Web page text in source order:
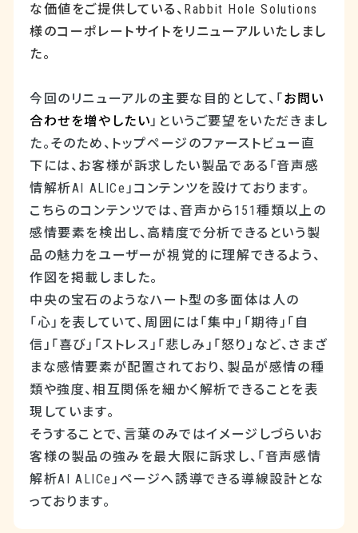
な価値をご提供している、 Rabbit Hole Solutions
様のコーポレートサイトをリニューアルいたしまし
た。
今回のリニューアルの主要な目的として、「お問い
合わせを増やしたい 」というご要望をいただきまし
た。そのため、トップページのファーストビュー直
下には、お客様が訴求したい製品である「音声感
情解析AI ALICe 」コンテンツを設けております。
こちらのコンテンツでは、音声から 151種類以上の
感情要素を検出し、高精度で分析できるという製
品の魅力をユーザーが視覚的に理解できるよう、
作図を掲載しました。
中央の宝石のようなハート型の多面体は人の
「心」を表していて、周囲には「集中」「期待」「自
信」「喜び」「ストレス」「悲しみ」「怒り」など、さまざ
まな感情要素が配置されており、製品が感情の種
類や強度、相互関係を細かく解析できることを表
現しています。
そうすることで、言葉のみではイメージしづらいお
客様の製品の強みを最大限に訴求し、「音声感情
解析AI ALICe 」ページへ誘導できる導線設計とな
っております。